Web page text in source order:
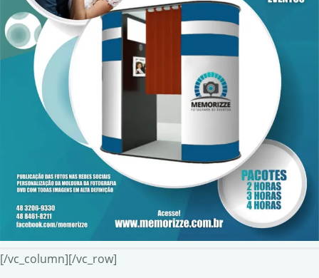
[/vc_column][/vc_row]